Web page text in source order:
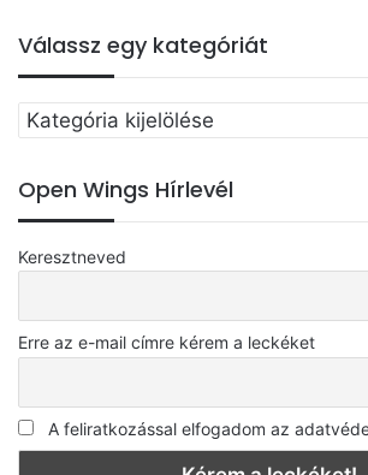
Válassz egy kategóriát
Válassz
egy
Open Wings Hírlevél
Keresztneved
Erre az e-mail címre kérem a leckéket
A feliratkozással elfogadom az